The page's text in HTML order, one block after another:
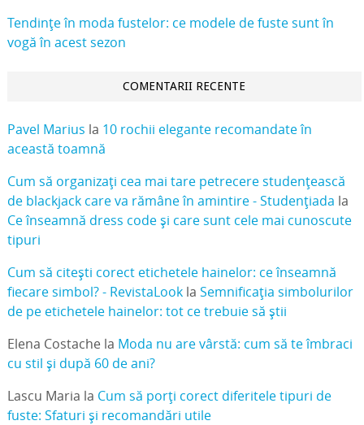
Tendințe în moda fustelor: ce modele de fuste sunt în
vogă în acest sezon
COMENTARII RECENTE
Pavel Marius la 10 rochii elegante recomandate în
această toamnă
Cum să organizați cea mai tare petrecere studențească
de blackjack care va rămâne în amintire - Studențiada la
Ce înseamnă dress code și care sunt cele mai cunoscute
tipuri
Cum să citești corect etichetele hainelor: ce înseamnă
fiecare simbol? - RevistaLookla Semnificația simbolurilor
de pe etichetele hainelor: tot ce trebuie să știi
Elena Costachela Moda nu are vârstă: cum să te îmbraci
cu stil și după 60 de ani?
Lascu Maria la Cum să porți corect diferitele tipuri de
fuste: Sfaturi și recomandări utile